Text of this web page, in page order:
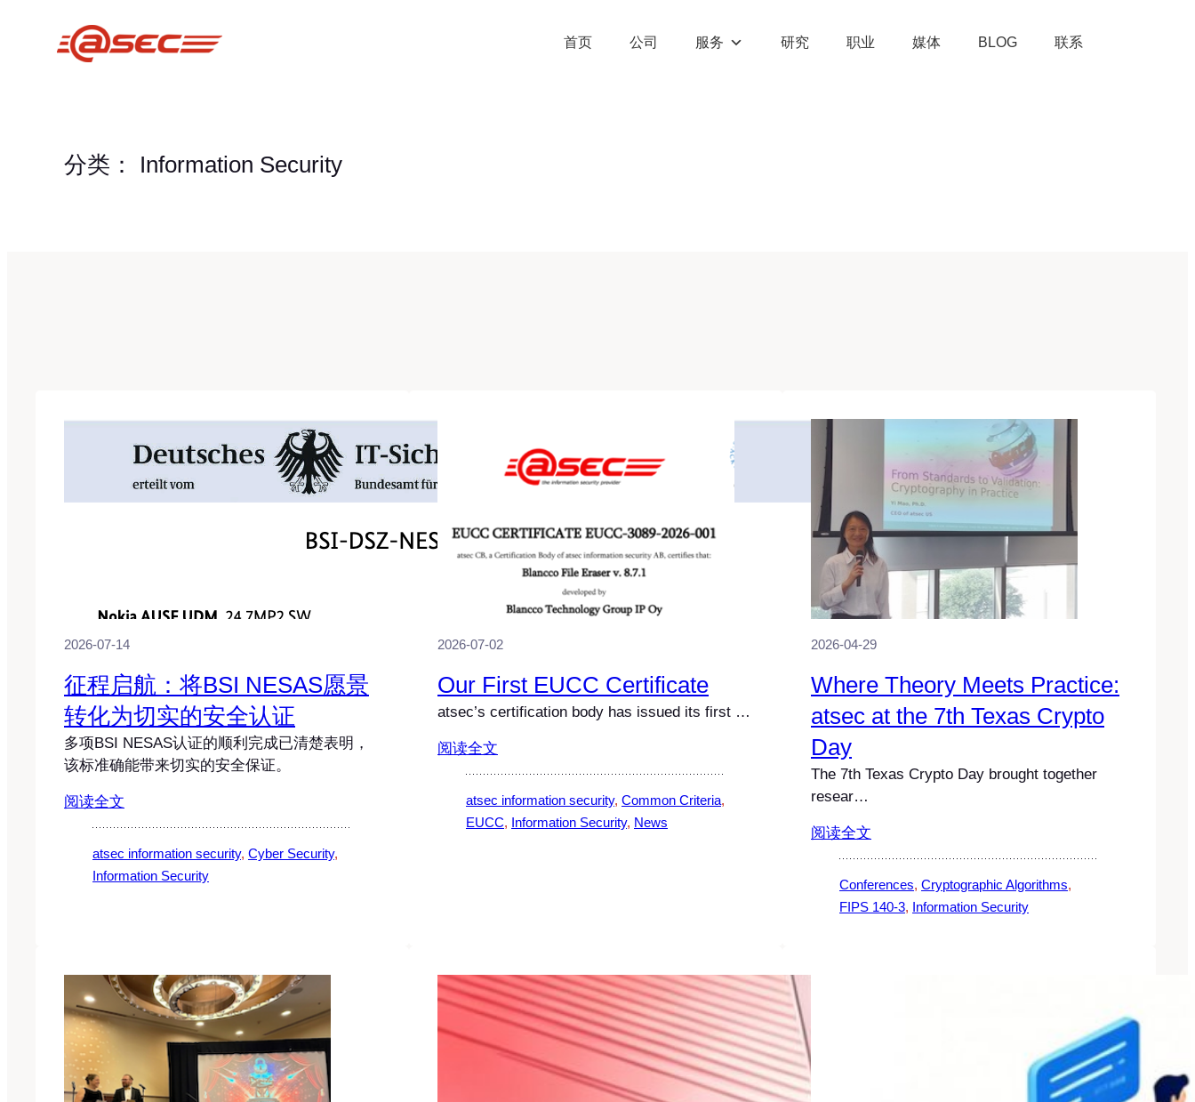
首页 公司 服务 研究 职业 媒体 BLOG 联系
分类： Information Security
2026-07-14
征程启航：将BSI NESAS愿景
转化为切实的安全认证
多项BSI NESAS认证的顺利完成已清楚表明，
该标准确能带来切实的安全保证。
阅读全文
atsec information security, Cyber Security
Information Security
2026-07-02
Our First EUCC Certificate
atsec’s certification body has issued its first …
阅读全文
atsec information security, Common Criteria
EUCC, Information Security, News
2026-04-29
Where Theory Meets Practice:
atsec at the 7th Texas Crypto
Day
The 7th Texas Crypto Day brought together
resear…
阅读全文
Conferences, Cryptographic Algorithms
FIPS 140-3, Information Security